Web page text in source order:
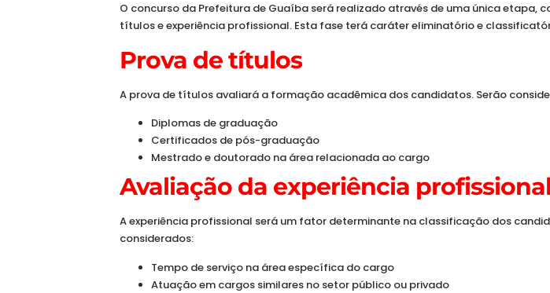
O concurso da Prefeitura de Guaíba será realizado através de uma única etapa,
títulos e experiência profissional. Esta fase terá caráter eliminatório e
Prova de títulos
A prova de títulos avaliará a formação acadêmica dos candidatos. Serão
Diplomas de graduação
Certificados de pós-graduação
Mestrado e doutorado na área relacionada ao cargo
Avaliação da experiência profissional
A experiência profissional será um fator determinante na classificação dos
considerados:
Tempo de serviço na área específica do cargo
Atuação em cargos similares no setor público ou privado